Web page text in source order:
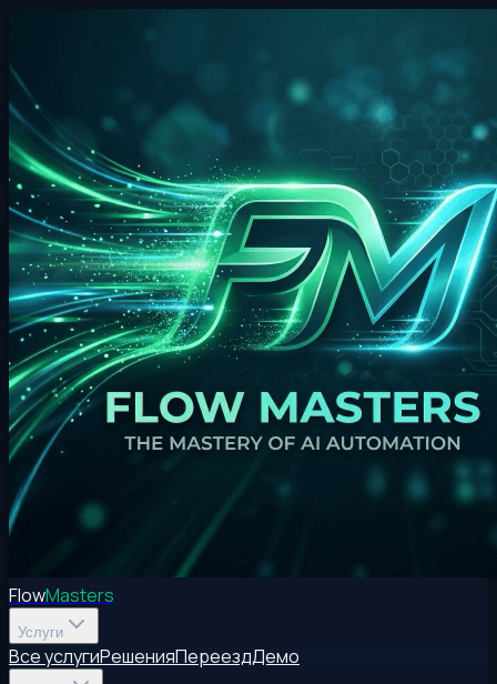
FlowMasters
Услуги
Все услугиРешенияПереездДемо